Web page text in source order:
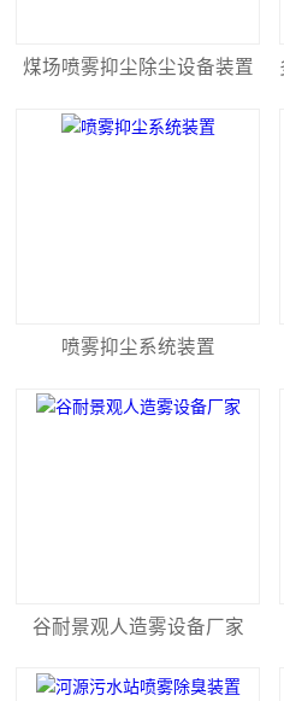
煤场喷雾抑尘除尘设备装置
喷雾抑尘系统装置
谷耐景观人造雾设备厂家